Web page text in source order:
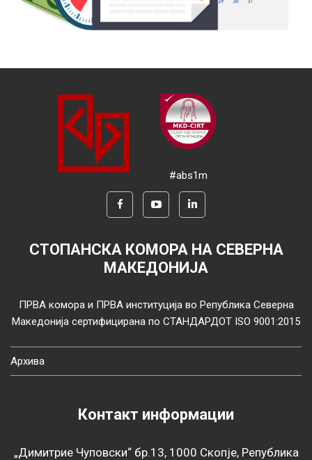
#abs1m
СТОПАНСКА КОМОРА НА СЕВЕРНА
МАКЕДОНИЈА
ПРВА комора и ПРВА институција во Република Северна
Македонија сертифицирана по СТАНДАРДОТ ISO 9001:2015
Архива
Контакт информации
„Димитрие Чуповски“ бр.13, 1000 Скопје, Република